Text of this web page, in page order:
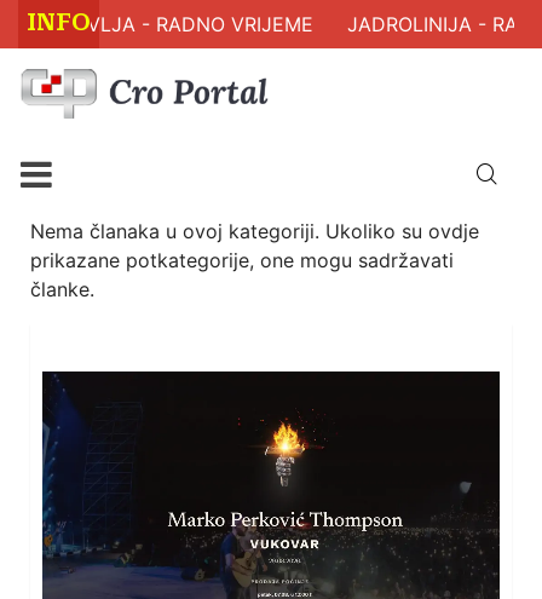
INFO
ZDRAVLJA - RADNO VRIJEME JADROLINIJA -
Nema članaka u ovoj kategoriji. Ukoliko su ovdje
prikazane potkategorije, one mogu sadržavati
članke.